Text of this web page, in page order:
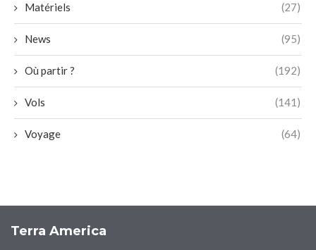
Matériels (27)
News (95)
Où partir ? (192)
Vols (141)
Voyage (64)
Terra America